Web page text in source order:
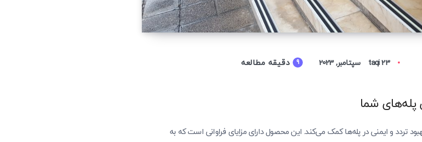
taqi 23 سپتامبر, 2023 9 دقیقه مطالعه
پله‌های شما
تردد و ایمنی در پله‌ها کمک می‌کند. این محصول دارای مزایای فراوانی است که به